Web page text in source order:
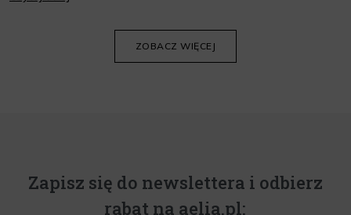
ZOBACZ WIĘCEJ
Zapisz się do newslettera i odbierz
rabat na aelia.pl: